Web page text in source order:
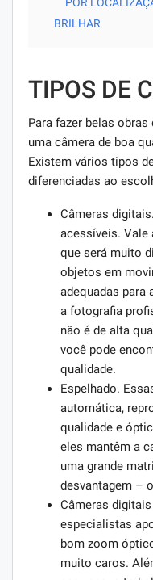
BRILHAR
TIPOS DE
Para fazer belas
uma câmera de boa
Existem vários tipos
diferenciadas ao
Câmeras
acessíveis. Vale
que será muito
objetos em
adequadas para
a fotografia
não é de alta
você pode
qualidade.
Espelhado.
automática,
qualidade e
eles mantêm a
uma grande
desvantagem –
Câmeras
especialistas
bom zoom
muito caros.